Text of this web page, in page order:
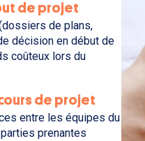
de projet
de plans,
décision en début de
coûteux lors du
de projet
entre les équipes du
prenantes